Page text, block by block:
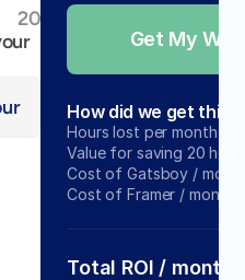
20
Get My
How did we get this
Hours lost per month
Value for saving 20
Cost of Gatsboy /
Cost of Framer / monthly
Total ROI / month